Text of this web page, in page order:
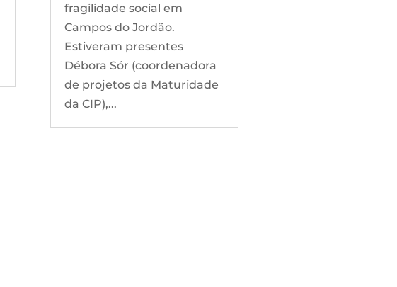
fragilidade social em
Campos do Jordão.
Estiveram presentes
Débora Sór (coordenadora
de projetos da Maturidade
da CIP),...